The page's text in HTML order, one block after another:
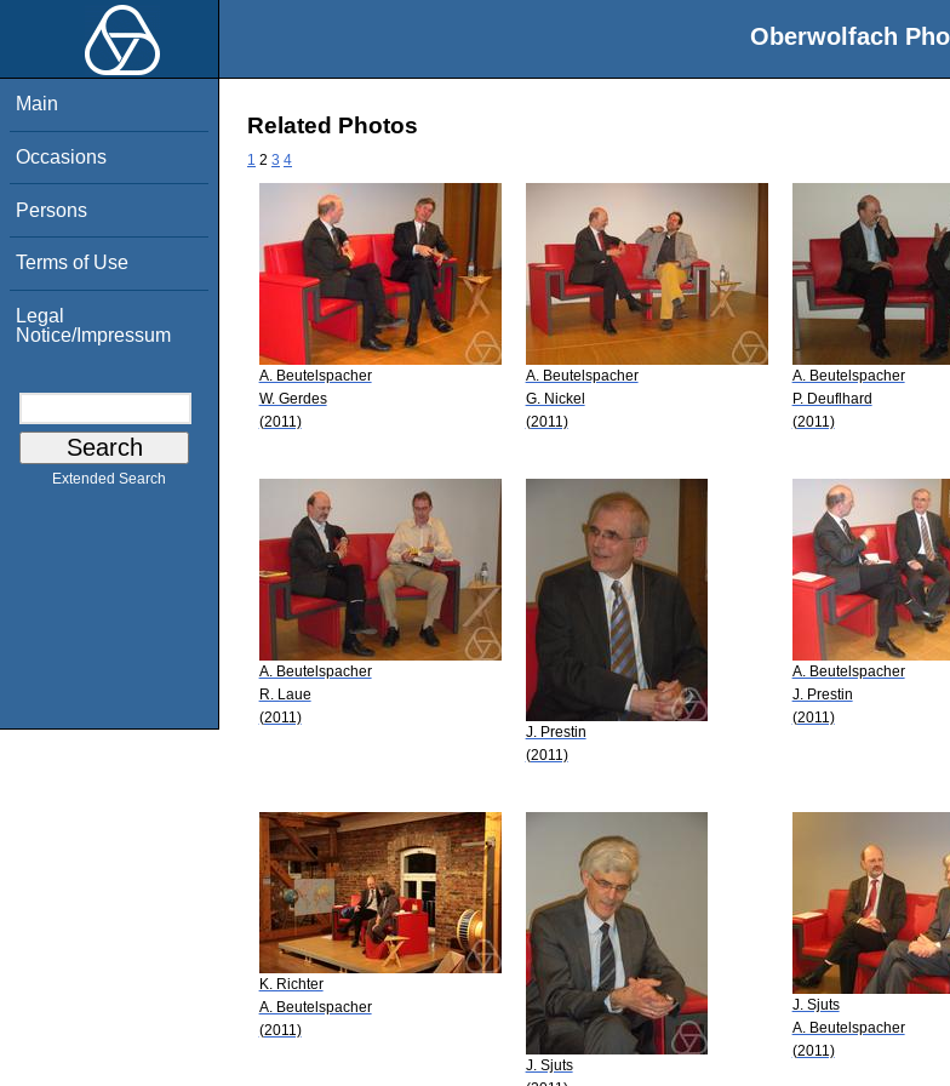
Oberwolfach
Main
Occasions
Persons
Terms of Use
Legal
Notice/Impressum
Extended Search
Related Photos
1 2 3 4
A. Beutelspacher
W. Gerdes
(2011)
A. Beutelspacher
G. Nickel
(2011)
A. Beutelspacher
P. Deuflhard
(2011)
A. Beutelspacher
R. Laue
(2011)
J. Prestin
(2011)
A. Beutelspacher
J. Prestin
(2011)
K. Richter
A. Beutelspacher
(2011)
J. Sjuts
J. Sjuts
A. Beutelspacher
(2011)